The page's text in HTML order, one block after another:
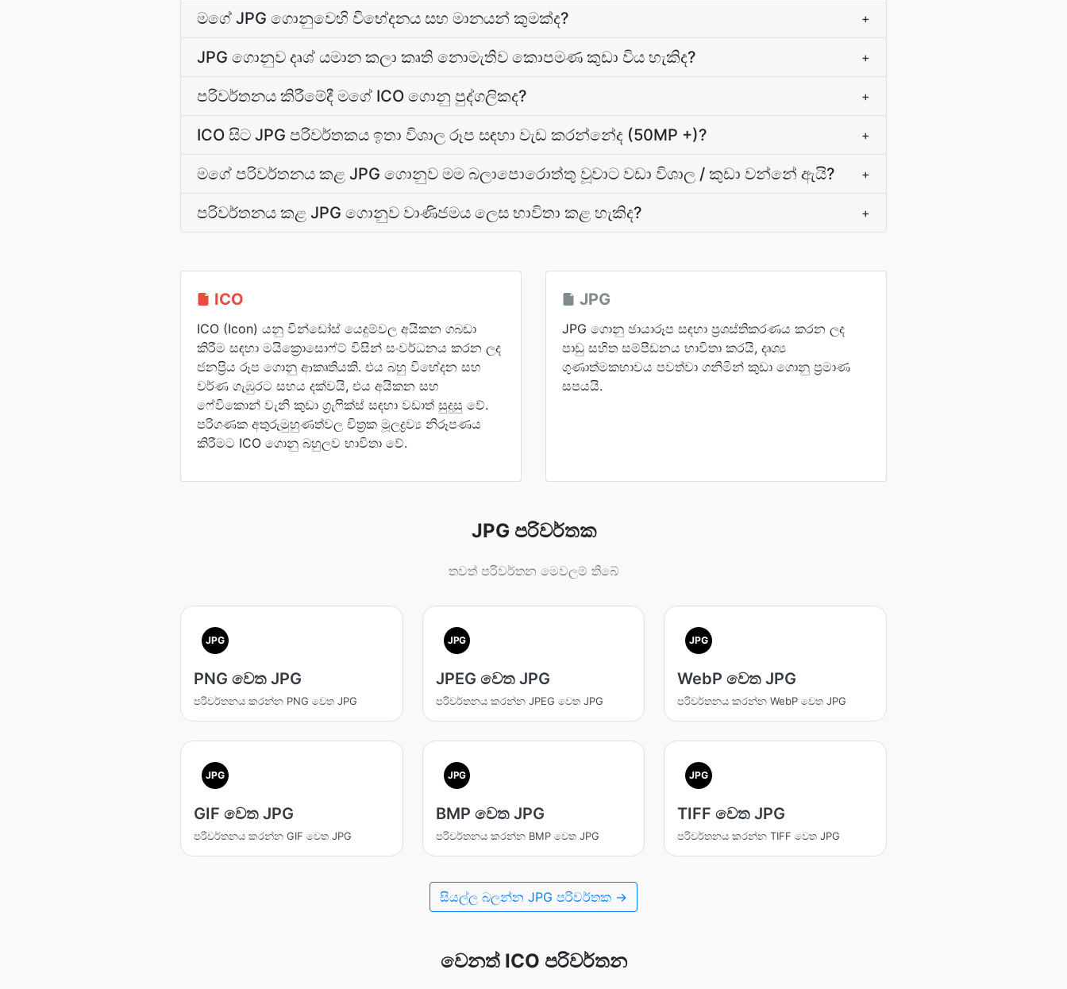
මගේ JPG ගොනුවෙහි විභේදනය සහ මානයන් කුමක්ද? +
JPG ගොනුව දෘශ් යමාන කලා කෘති නොමැතිව කොපමණ කුඩා විය හැකිද? +
පරිවර්තනය කිරීමේදී මගේ ICO ගොනු පුද්ගලිකද? +
ICO සිට JPG පරිවර්තකය ඉතා විශාල රූප සඳහා වැඩ කරන්නේද (50MP +)? +
මගේ පරිවර්තනය කළ JPG ගොනුව මම බලාපොරොත්තු වූවාට වඩා විශාල / කුඩා වන්නේ ඇයි? +
පරිවර්තනය කළ JPG ගොනුව වාණිජමය ලෙස භාවිතා කළ හැකිද? +
ICO
ICO (Icon) යනු වින්ඩෝස් යෙදුම්වල අයිකන ගබඩා
කිරීම සඳහා මයික්‍රොසොෆ්ට් විසින් සංවර්ධනය කරන ලද
ජනප්‍රිය රූප ගොනු ආකෘතියකි. එය බහු විභේදන සහ
වර්ණ ගැඹුරට සහය දක්වයි, එය අයිකන සහ
ෆේවිකොන් වැනි කුඩා ග්‍රැෆික්ස් සඳහා වඩාත් සුදුසු වේ.
පරිගණක අතුරුමුහුණත්වල චිත්‍රක මූලද්‍රව්‍ය නිරූපණය
කිරීමට ICO ගොනු බහුලව භාවිතා වේ.
JPG
JPG ගොනු ඡායාරූප සඳහා ප්‍රශස්තිකරණය කරන ලද
පාඩු සහිත සම්පීඩනය භාවිතා කරයි, දෘශ්‍ය
ගුණාත්මකභාවය පවත්වා ගනිමින් කුඩා ගොනු ප්‍රමාණ
සපයයි.
JPG පරිවර්තක
තවත් පරිවර්තන මෙවලම් තිබේ
JPG
PNG වෙත JPG
පරිවර්තනය කරන්න PNG වෙත JPG
JPG
JPEG වෙත JPG
පරිවර්තනය කරන්න JPEG වෙත JPG
JPG
WebP වෙත JPG
පරිවර්තනය කරන්න WebP වෙත JPG
JPG
GIF වෙත JPG
පරිවර්තනය කරන්න GIF වෙත JPG
JPG
BMP වෙත JPG
පරිවර්තනය කරන්න BMP වෙත JPG
JPG
TIFF වෙත JPG
පරිවර්තනය කරන්න TIFF වෙත JPG
සියල්ල බලන්න JPG පරිවර්තක →
වෙනත් ICO පරිවර්තන